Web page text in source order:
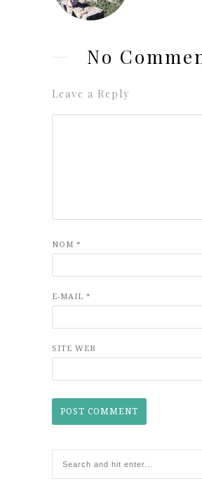
No
Leave a Reply
NOM *
E-MAIL *
SITE WEB